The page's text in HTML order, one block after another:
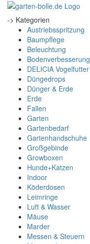
-> Kategorien
Austriebsspritzung
Baumpflege
Beleuchtung
Bodenverbesserung
DELICIA Vogelfutter
Düngedrops
Dünger & Erde
Erde
Fallen
Garten
Gartenbedarf
Gartenhandschuhe
Großgebinde
Growboxen
Hunde+Katzen
Indoor
Köderdosen
Leimringe
Luft & Wasser
Mäuse
Marder
Messen & Steuern